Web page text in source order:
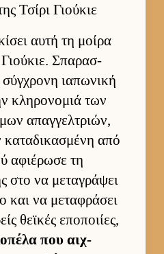
Τσίρι Γιούκιε
αυτή τη μοίρα
Γιού­κιε. Σπαρασ­
ια­πωνική
κληρονομιά των
απαγ­γελ­τριών,
καταδικασμένη από
αφιέρωσε τη
στο να μεταγράψει
και να μεταφράσει
θεϊκές εποποι­ίες,
που αιχ­